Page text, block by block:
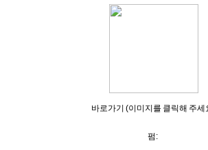
바로가기 (이미지를 클릭해 주세
펌: